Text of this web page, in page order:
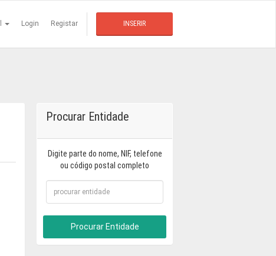
Login Registar INSERIR
Procurar Entidade
Digite parte do nome, NIF, telefone
ou código postal completo
Procurar Entidade